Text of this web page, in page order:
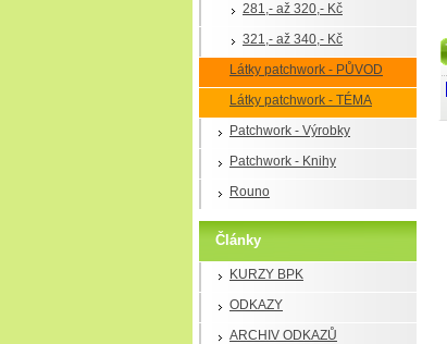
281,- až 320,- Kč
321,- až 340,- Kč
Látky patchwork - PŮVOD
Látky patchwork - TÉMA
Patchwork - Výrobky
Patchwork - Knihy
Rouno
Články
KURZY BPK
ODKAZY
ARCHIV ODKAZŮ